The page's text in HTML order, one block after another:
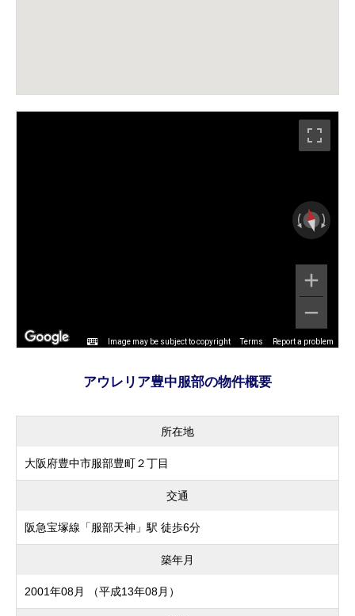
Image may be subject to copyright Terms Report a problem
アウレリア豊中服部の物件概要
所在地
大阪府豊中市服部豊町２丁目
交通
阪急宝塚線「服部天神」駅 徒歩6分
築年月
2001年08月 （平成13年08月）